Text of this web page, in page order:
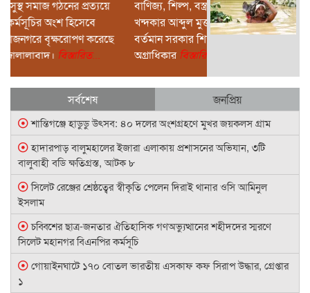
কাজে লাগাতে হবে সিলেটকে
দেশের অন্যতম চিকিৎসাসেবা
কেন্দ্র হিসেবে গড়ে তোলা
সম্ভব: সিসিক প্রশাসক
বাণিজ্য, শিল্প, বস্ত্র ও পাট মন্ত্রণালয়ের মন্ত্রী
খন্দকার আব্দুল মুক্তাদির এমপি বলেছেন,
বর্তমান সরকার শিক্ষা ও স্বাস্থ্য খাতকে সর্বোচ্চ
অগ্রাধিকারবিস্তারিত...
সর্বশেষ জনপ্রিয়
শান্তিগঞ্জে হাডুডু উৎসব: ৪০ দলের অংশগ্রহণে মুখর জয়কলস গ্রাম
হাদারপাড় বালুমহালের ইজারা এলাকায় প্রশাসনের অভিযান, ৩টি
বালুবাহী বডি ক্ষতিগ্রস্ত, আটক ৮
সিলেট রেঞ্জের শ্রেষ্ঠত্বের স্বীকৃতি পেলেন দিরাই থানার ওসি আমিনুল
ইসলাম
চব্বিশের ছাত্র-জনতার ঐতিহাসিক গণঅভ্যুত্থানের শহীদদের স্মরণে
সিলেট মহানগর বিএনপির কর্মসূচি
গোয়াইনঘাটে ১৭০ বোতল ভারতীয় এসকাফ কফ সিরাপ উদ্ধার, গ্রেপ্তার
১